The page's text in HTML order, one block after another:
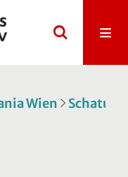
Wien Schatulle